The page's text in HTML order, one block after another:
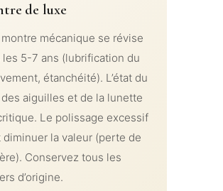
de luxe
mécanique se révise
les 5-7 ans (lubrification du
étanchéité). L’état du
aiguilles et de la lunette
Le polissage excessif
diminuer la valeur (perte de
Conservez tous les
d’origine.